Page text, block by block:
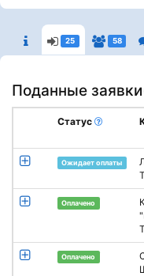
25 58
Поданные
Статус
Ожидает оплаты
Оплачено
Оплачено